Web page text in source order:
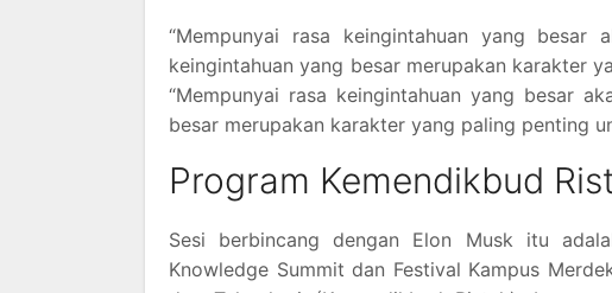
“Mempunyai rasa keingintahuan yang
keingintahuan yang besar merupakan karakter
“Mempunyai rasa keingintahuan yang besar
besar merupakan karakter yang paling penting
Program Kemendikbud
Sesi berbincang dengan Elon Musk itu
Knowledge Summit dan Festival Kampus